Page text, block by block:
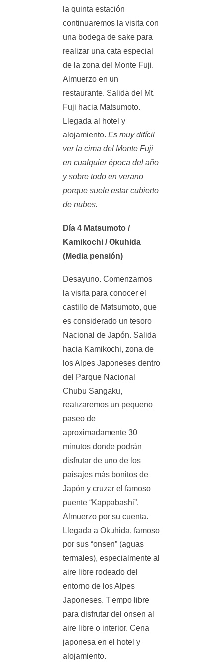
la quinta estación
continuaremos la visita con
una bodega de sake para
realizar una cata especial
de la zona del Monte Fuji.
Almuerzo en un
restaurante. Salida del Mt.
Fuji hacia Matsumoto.
Llegada al hotel y
alojamiento. Es muy difícil
ver la cima del Monte Fuji
en cualquier época del año
y sobre todo en verano
porque suele estar cubierto
de nubes.
Día 4 Matsumoto /
Kamikochi / Okuhida
(Media pensión)
Desayuno. Comenzamos
la visita para conocer el
castillo de Matsumoto, que
es considerado un tesoro
Nacional de Japón. Salida
hacia Kamikochi, zona de
los Alpes Japoneses dentro
del Parque Nacional
Chubu Sangaku,
realizaremos un pequeño
paseo de
aproximadamente 30
minutos donde podrán
disfrutar de uno de los
paisajes más bonitos de
Japón y cruzar el famoso
puente “Kappabashi”.
Almuerzo por su cuenta.
Llegada a Okuhida, famoso
por sus “onsen” (aguas
termales), especialmente al
aire libre rodeado del
entorno de los Alpes
Japoneses. Tiempo libre
para disfrutar del onsen al
aire libre o interior. Cena
japonesa en el hotel y
alojamiento.